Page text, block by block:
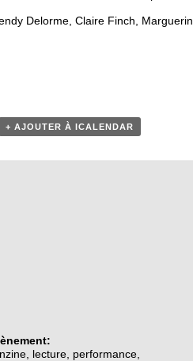
Delorme, Claire Finch,
+ AJOUTER À ICALENDAR
lecture performance